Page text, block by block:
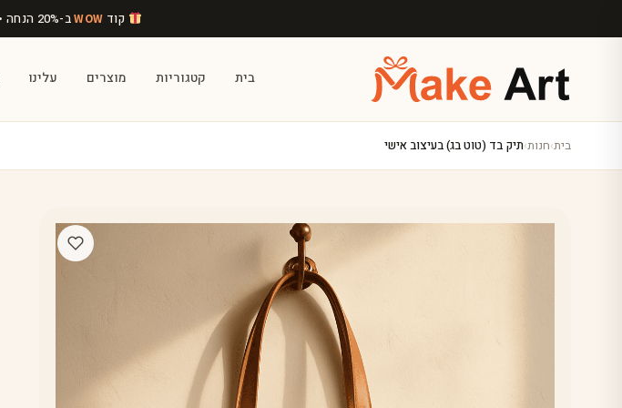
קוד WOWב-20% הנחה • משלוח חינם מעל
בית קטגוריות מוצרים עלינו
בית›חנות›תיק בד (טוט בג) בעיצוב אישי